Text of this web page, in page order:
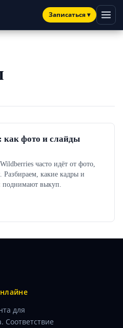
Записаться▾
фото и слайды
часто идёт от фото,
Разбираем, какие кадры и
поднимают выкуп.
для
Соответствие